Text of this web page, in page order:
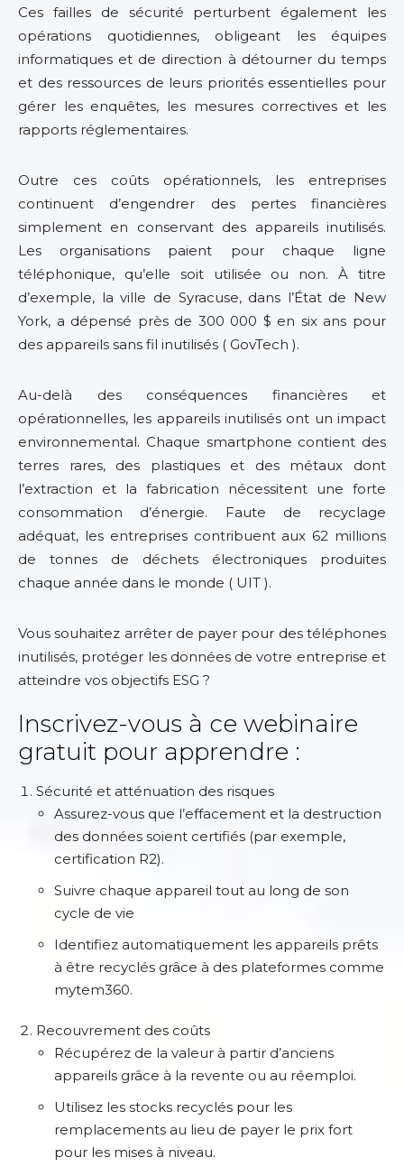
Ces failles de sécurité perturbent également les
opérations quotidiennes, obligeant les équipes
informatiques et de direction à détourner du temps
et des ressources de leurs priorités essentielles pour
gérer les enquêtes, les mesures correctives et les
rapports réglementaires.
Outre ces coûts opérationnels, les entreprises
continuent d’engendrer des pertes financières
simplement en conservant des appareils inutilisés.
Les organisations paient pour chaque ligne
téléphonique, qu’elle soit utilisée ou non. À titre
d’exemple, la ville de Syracuse, dans l’État de New
York, a dépensé près de 300 000 $ en six ans pour
des appareils sans fil inutilisés ( GovTech ).
Au-delà des conséquences financières et
opérationnelles, les appareils inutilisés ont un impact
environnemental. Chaque smartphone contient des
terres rares, des plastiques et des métaux dont
l’extraction et la fabrication nécessitent une forte
consommation d’énergie. Faute de recyclage
adéquat, les entreprises contribuent aux 62 millions
de tonnes de déchets électroniques produites
chaque année dans le monde ( UIT ).
Vous souhaitez arrêter de payer pour des téléphones
inutilisés, protéger les données de votre entreprise et
atteindre vos objectifs ESG ?
Inscrivez-vous à ce webinaire
gratuit pour apprendre :
Sécurité et atténuation des risques
Assurez-vous que l’effacement et la destruction
des données soient certifiés (par exemple,
certification R2).
Suivre chaque appareil tout au long de son
cycle de vie
Identifiez automatiquement les appareils prêts
à être recyclés grâce à des plateformes comme
mytem360.
Recouvrement des coûts
Récupérez de la valeur à partir d’anciens
appareils grâce à la revente ou au réemploi.
Utilisez les stocks recyclés pour les
remplacements au lieu de payer le prix fort
pour les mises à niveau.